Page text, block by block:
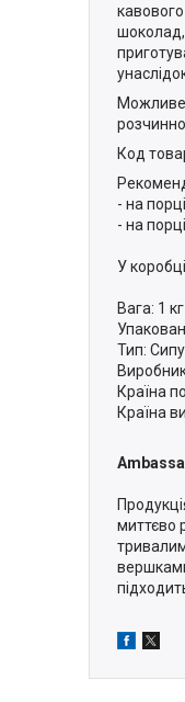
Можливе
Код
- на
- на
У
Вага: 1 кг
Тип:
Країна
Країна
миттєво